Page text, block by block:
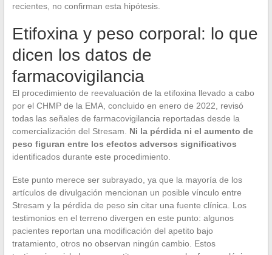
recientes, no confirman esta hipótesis.
Etifoxina y peso corporal: lo que
dicen los datos de
farmacovigilancia
El procedimiento de reevaluación de la etifoxina llevado a cabo
por el CHMP de la EMA, concluido en enero de 2022, revisó
todas las señales de farmacovigilancia reportadas desde la
comercialización del Stresam. Ni la pérdida ni el aumento de
peso figuran entre los efectos adversos significativos
identificados durante este procedimiento.
Este punto merece ser subrayado, ya que la mayoría de los
artículos de divulgación mencionan un posible vínculo entre
Stresam y la pérdida de peso sin citar una fuente clínica. Los
testimonios en el terreno divergen en este punto: algunos
pacientes reportan una modificación del apetito bajo
tratamiento, otros no observan ningún cambio. Estos